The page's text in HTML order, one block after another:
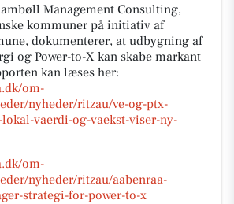
Management Consulting,
kommuner på initiativ af
dokumenterer, at udbygning af
og Power-to-X kan skabe markant
kan læses her:
om-
nyheder/ritzau/ve-og-ptx-
vaerdi-og-vaekst-viser-ny-
om-
nyheder/ritzau/aabenraa-
strategi-for-power-to-x